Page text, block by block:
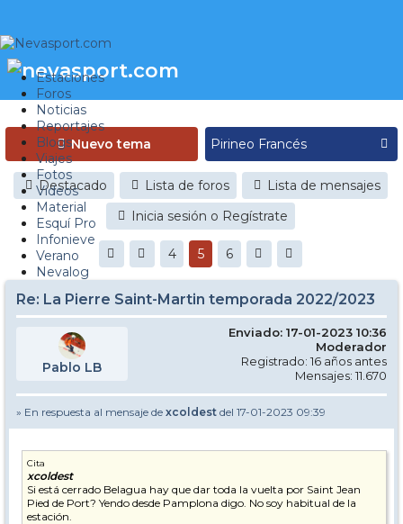
Estaciones
Foros
Noticias
Reportajes
Blogs
Viajes
Fotos
Videos
Material
Esquí Pro
Infonieve
Verano
Nevalog
Nuevo tema
Destacado Lista de foros
Lista de mensajes
Inicia sesión o Regístrate
4 5 6
Re: La Pierre Saint-Martin temporada 2022/2023
Pablo LB
Enviado: 17-01-2023 10:36
Moderador
Registrado: 16 años antes
Mensajes: 11.670
» En respuesta al mensaje de xcoldest del 17-01-2023 09:39
Cita
xcoldest
Si está cerrado Belagua hay que dar toda la vuelta por Saint Jean
Pied de Port? Yendo desde Pamplona digo. No soy habitual de la
estación.